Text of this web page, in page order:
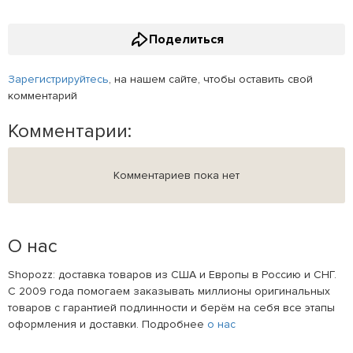
Поделиться
Зарегистрируйтесь, на нашем сайте, чтобы оставить свой
комментарий
Комментарии:
Комментариев пока нет
О нас
Shopozz: доставка товаров из США и Европы в Россию и СНГ.
С 2009 года помогаем заказывать миллионы оригинальных
товаров с гарантией подлинности и берём на себя все этапы
оформления и доставки. Подробнее о нас